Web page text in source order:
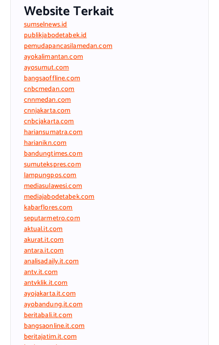
Website Terkait
sumselnews.id
publikjabodetabek.id
pemudapancasilamedan.com
ayokalimantan.com
ayosumut.com
bangsaoffline.com
cnbcmedan.com
cnnmedan.com
cnnjakarta.com
cnbcjakarta.com
hariansumatra.com
harianikn.com
bandungtimes.com
sumutekspres.com
lampungpos.com
mediasulawesi.com
mediajabodetabek.com
kabarflores.com
seputarmetro.com
aktual.it.com
akurat.it.com
antara.it.com
analisadaily.it.com
antv.it.com
antvklik.it.com
ayojakarta.it.com
ayobandung.it.com
beritabali.it.com
bangsaonline.it.com
beritajatim.it.com